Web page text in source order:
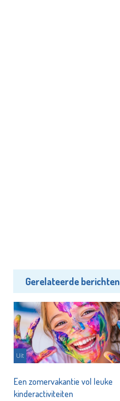
Gerelateerde berichten
Uit
Een zomervakantie vol leuke
kinderactiviteiten